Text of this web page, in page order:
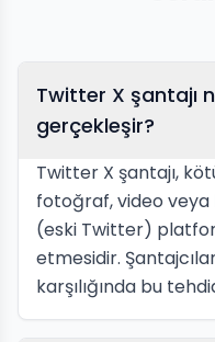
Twitter X şantajı
gerçekleşir?
Twitter X şantajı,
fotoğraf, video veya
(eski Twitter)
etmesidir.
karşılığında bu